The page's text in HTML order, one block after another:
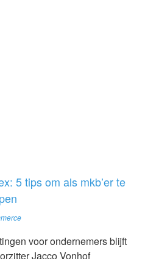
5 tips om als mkb’er te
voor ondernemers blijft
Jacco Vonhof